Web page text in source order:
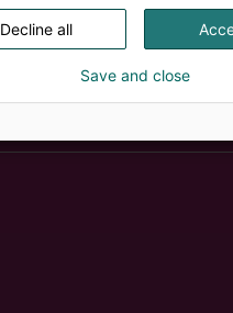
Decline all
Save and close